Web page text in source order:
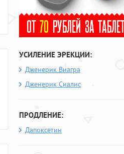
УСИЛЕНИЕ ЭРЕКЦИИ:
Дженерик Виагра
Дженерик Сиалис
ПРОДЛЕНИЕ:
Дапоксетин